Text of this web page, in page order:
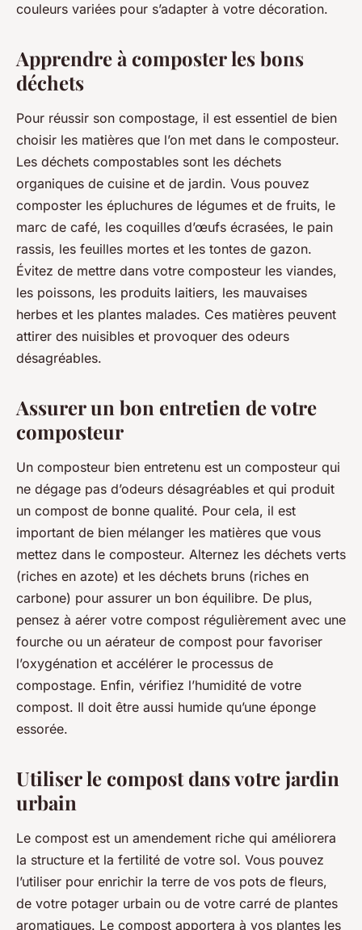
couleurs variées pour s’adapter à votre décoration.
Apprendre à composter les bons
déchets
Pour réussir son compostage, il est essentiel de bien
choisir les matières que l’on met dans le composteur.
Les déchets compostables sont les déchets
organiques de cuisine et de jardin. Vous pouvez
composter les épluchures de légumes et de fruits, le
marc de café, les coquilles d’œufs écrasées, le pain
rassis, les feuilles mortes et les tontes de gazon.
Évitez de mettre dans votre composteur les viandes,
les poissons, les produits laitiers, les mauvaises
herbes et les plantes malades. Ces matières peuvent
attirer des nuisibles et provoquer des odeurs
désagréables.
Assurer un bon entretien de votre
composteur
Un composteur bien entretenu est un composteur qui
ne dégage pas d’odeurs désagréables et qui produit
un compost de bonne qualité. Pour cela, il est
important de bien mélanger les matières que vous
mettez dans le composteur. Alternez les déchets verts
(riches en azote) et les déchets bruns (riches en
carbone) pour assurer un bon équilibre. De plus,
pensez à aérer votre compost régulièrement avec une
fourche ou un aérateur de compost pour favoriser
l’oxygénation et accélérer le processus de
compostage. Enfin, vérifiez l’humidité de votre
compost. Il doit être aussi humide qu’une éponge
essorée.
Utiliser le compost dans votre jardin
urbain
Le compost est un amendement riche qui améliorera
la structure et la fertilité de votre sol. Vous pouvez
l’utiliser pour enrichir la terre de vos pots de fleurs,
de votre potager urbain ou de votre carré de plantes
aromatiques. Le compost apportera à vos plantes les